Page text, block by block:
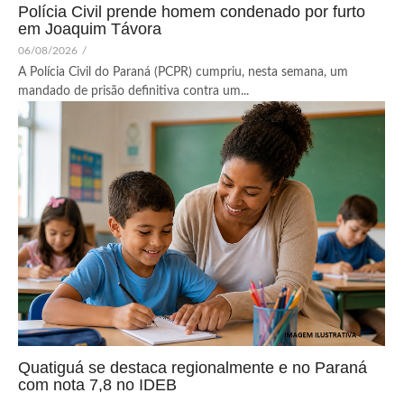
Polícia Civil prende homem condenado por furto
em Joaquim Távora
06/08/2026 /
A Polícia Civil do Paraná (PCPR) cumpriu, nesta semana, um
mandado de prisão definitiva contra um...
Quatiguá se destaca regionalmente e no Paraná
com nota 7,8 no IDEB